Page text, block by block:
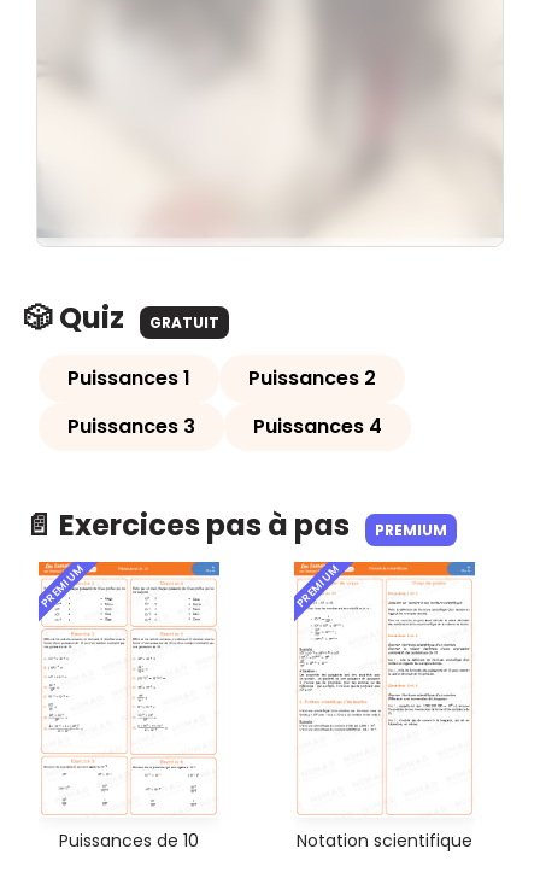
🎲 Quiz GRATUIT
Puissances 1
Puissances 2
Puissances 3
Puissances 4
📄 Exercices pas à pas PREMIUM
PREMIUM
Puissances de 10
PREMIUM
Notation scientifique